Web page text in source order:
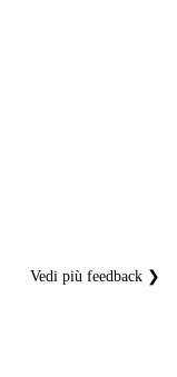
Vedi più feedback ❯